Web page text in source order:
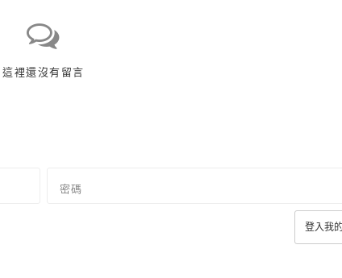
這裡還沒有留言
密碼
登入我